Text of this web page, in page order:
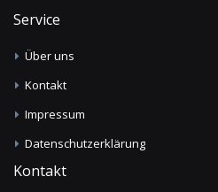
Service
Über uns
Kontakt
Impressum
Datenschutzerklärung
Kontakt